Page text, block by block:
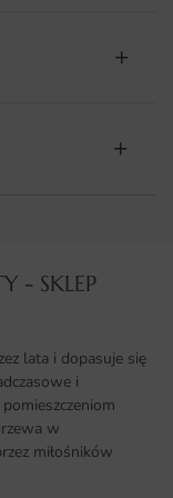
- SKLEP
lata i dopasuje się
i
w
miłośników